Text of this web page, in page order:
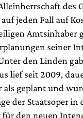
des
jeden Fall auf
Amtsinhaber
seiner
den Linden
lief seit 2009,
geplant und
der Staatsoper in
den neuen